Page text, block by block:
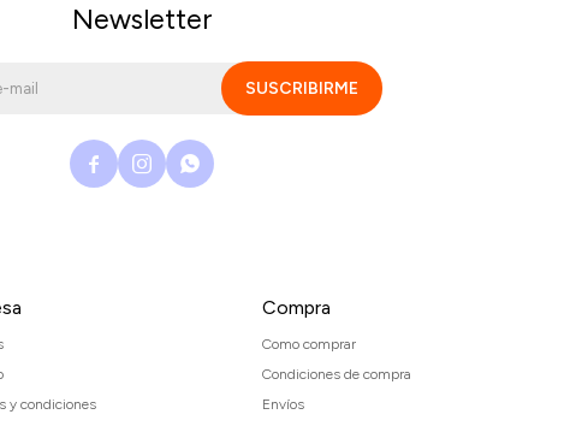
y condiciones
Compra
Como comprar
Condiciones de compra
Envíos
Newsletter
SUSCRIBIRME
  